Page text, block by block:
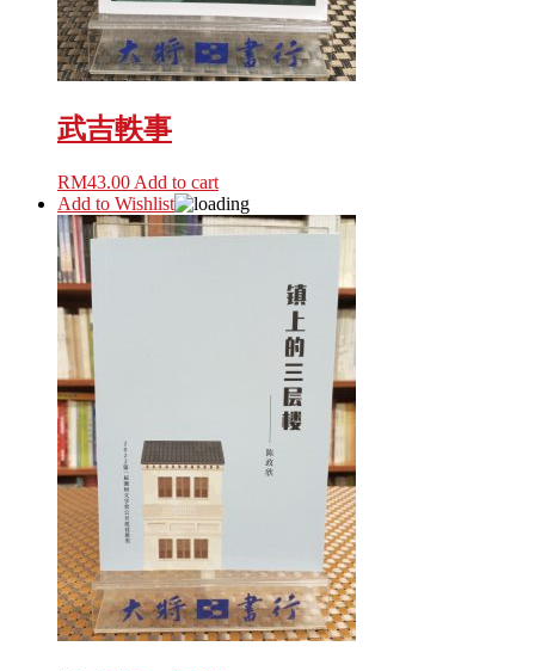
武吉軼事
RM43.00 Add to cart
Add to Wishlist